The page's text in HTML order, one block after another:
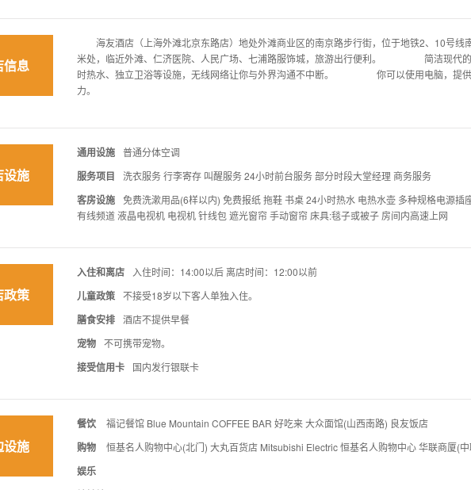
信息
海友酒店（上海外滩北京东路店）地处外滩商业区的南京路步行街，位于地铁2、10号线
米处，临近外滩、仁济医院、人民广场、七浦路服饰城，旅游出行便利。 简洁现代的
时热水、独立卫浴等设施，无线网络让你与外界沟通不中断。 你可以使用电脑，提供
力。
设施
通用设施 普通分体空调
服务项目 洗衣服务 行李寄存 叫醒服务 24小时前台服务 部分时段大堂经理 商务服务
客房设施
免费洗漱用品(6样以内) 免费报纸 拖鞋 书桌 24小时热水 电热水壶 多种规格电源插
有线频道 液晶电视机 电视机 针线包 遮光窗帘 手动窗帘 床具:毯子或被子 房间内高速上网
政策
入住和离店 入住时间：14:00以后 离店时间：12:00以前
儿童政策 不接受18岁以下客人单独入住。
膳食安排 酒店不提供早餐
宠物 不可携带宠物。
接受信用卡 国内发行银联卡
设施
餐饮 福记餐馆 Blue Mountain COFFEE BAR 好吃来 大众面馆(山西南路) 良友饭店
购物 恒基名人购物中心(北门) 大丸百货店 Mitsubishi Electric 恒基名人购物中心 华联商厦(
娱乐